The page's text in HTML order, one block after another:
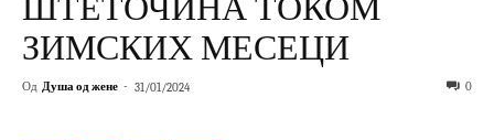
ШТЕТОЧИНА ТОКОМ
ЗИМСКИХ МЕСЕЦИ
Од Душа од жене - 31/01/2024 0